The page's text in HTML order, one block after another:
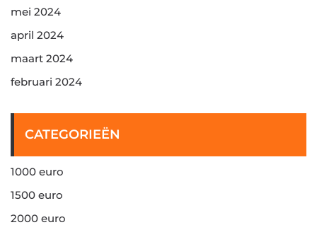
mei 2024
april 2024
maart 2024
februari 2024
CATEGORIEËN
1000 euro
1500 euro
2000 euro